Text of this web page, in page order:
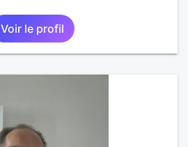
Voir le profil